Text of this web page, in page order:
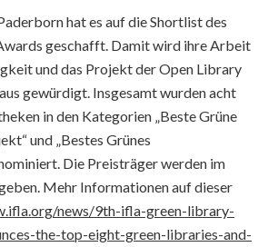
hat es auf die Shortlist des
geschafft. Damit wird ihre Arbeit
und das Projekt der Open Library
gewürdigt. Insgesamt wurden acht
in den Kategorien „Beste Grüne
und „Bestes Grünes
Die Preisträger werden im
Mehr Informationen auf dieser
news/9th-ifla-green-library-
the-top-eight-green-libraries-and-